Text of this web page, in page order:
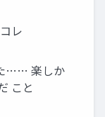
レ
…… 楽しか
こと